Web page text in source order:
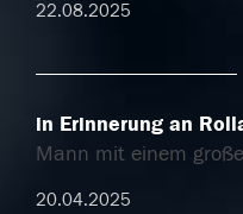
22.08.2025
in Erinnerung an
Mann mit einem
20.04.2025